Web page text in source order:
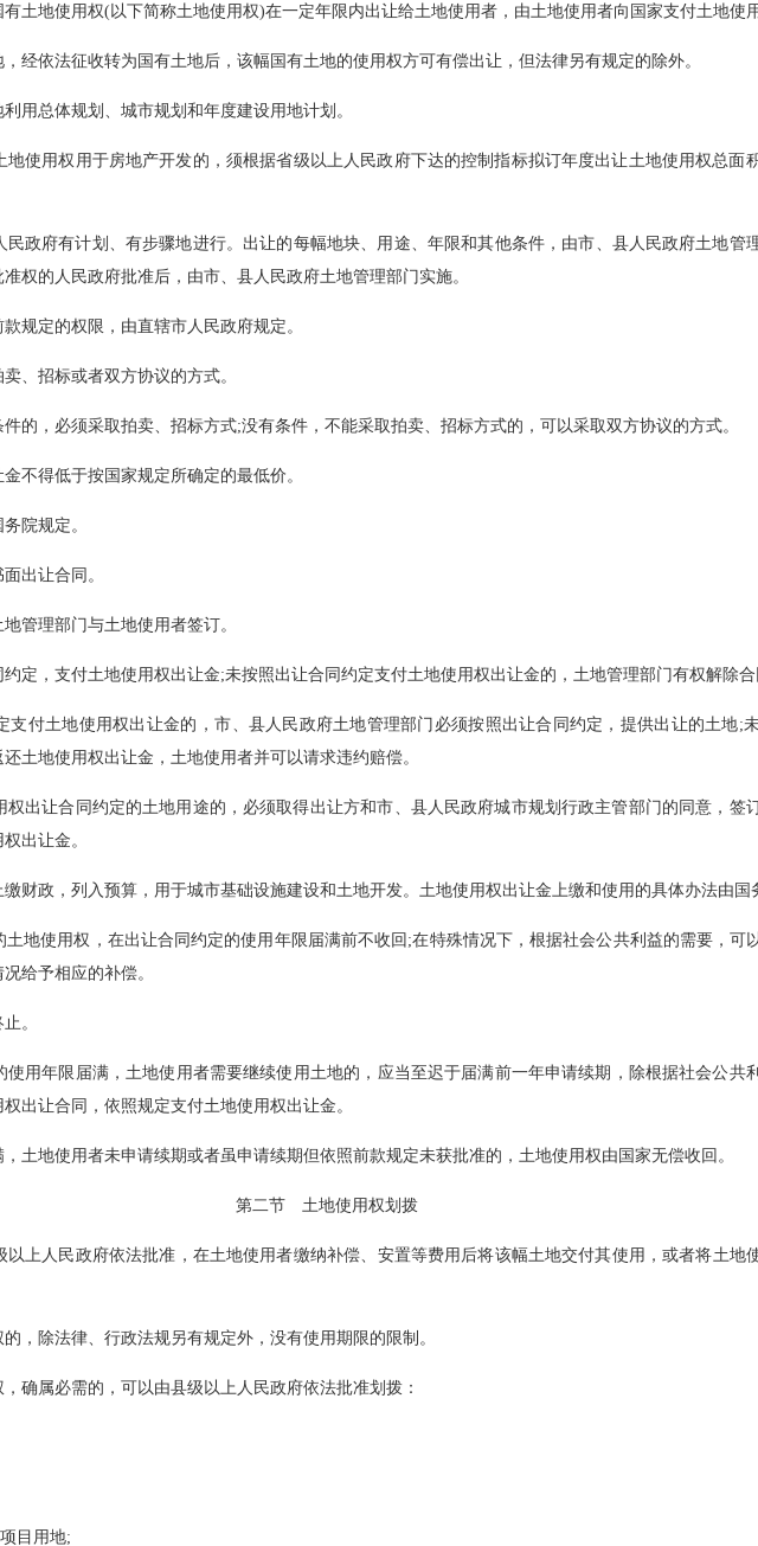
用权(以下简称土地使用权)在一定年限内出让给土地使用者，由土地使用者向国家支付土地使用权出
法征收转为国有土地后，该幅国有土地的使用权方可有偿出让，但法律另有规定的除外。
总体规划、城市规划和年度建设用地计划。
权用于房地产开发的，须根据省级以上人民政府下达的控制指标拟订年度出让土地使用权总面积方
计划、有步骤地进行。出让的每幅地块、用途、年限和其他条件，由市、县人民政府土地管
的人民政府批准后，由市、县人民政府土地管理部门实施。
权限，由直辖市人民政府规定。
招标或者双方协议的方式。
条件的，必须采取拍卖、招标方式;没有条件，不能采取拍卖、招标方式的，可以采取双方协议的方式。
低于按国家规定所确定的最低价。
定。
合同。
理部门与土地使用者签订。
支付土地使用权出让金;未按照出让合同约定支付土地使用权出让金的，土地管理部门有权解除合同
地使用权出让金的，市、县人民政府土地管理部门必须按照出让合同约定，提供出让的土地
土地使用权出让金，土地使用者并可以请求违约赔偿。
合同约定的土地用途的，必须取得出让方和市、县人民政府城市规划行政主管部门的同意，
出让金。
，列入预算，用于城市基础设施建设和土地开发。土地使用权出让金上缴和使用的具体办法由国务院
权，在出让合同约定的使用年限届满前不收回;在特殊情况下，根据社会公共利益的需要，可以依
相应的补偿。
。
届满，土地使用者需要继续使用土地的，应当至迟于届满前一年申请续期，除根据社会公
让合同，依照规定支付土地使用权出让金。
地使用者未申请续期或者虽申请续期但依照前款规定未获批准的，土地使用权由国家无偿收回。
第二节 土地使用权划拨
人民政府依法批准，在土地使用者缴纳补偿、安置等费用后将该幅土地交付其使用，或者将
除法律、行政法规另有规定外，没有使用期限的限制。
属必需的，可以由县级以上人民政府依法批准划拨：
项目用地;